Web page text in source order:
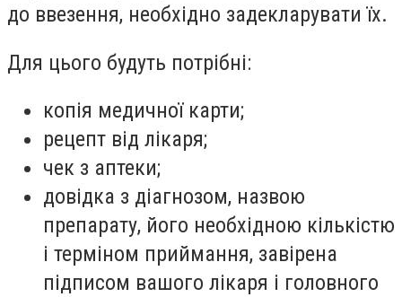
до ввезення, необхідно задекларувати їх.
Для цього будуть потрібні:
копія медичної карти;
рецепт від лікаря;
чек з аптеки;
довідка з діагнозом, назвою
препарату, його необхідною кількістю
і терміном приймання, завірена
підписом вашого лікаря і головного